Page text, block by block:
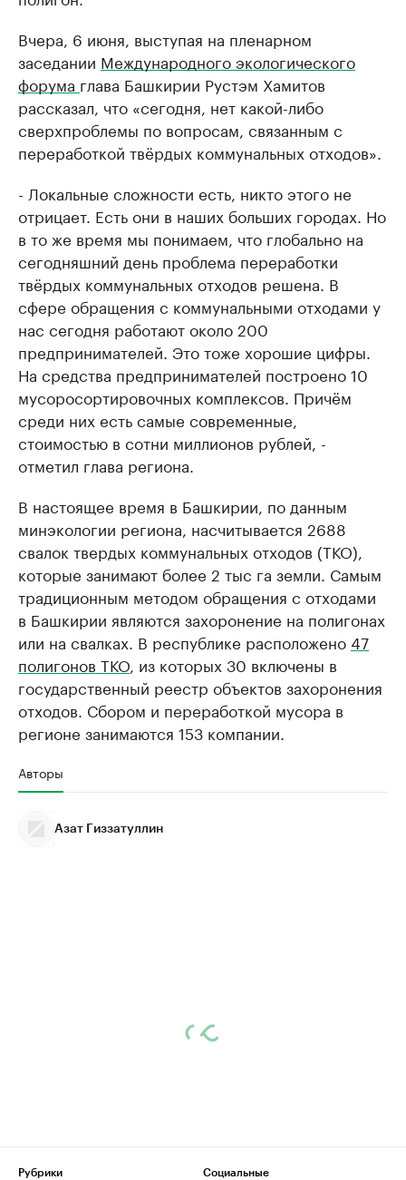
Вчера, 6 июня, выступая на пленарном
заседании Международного экологического
форума глава Башкирии Рустэм Хамитов
рассказал, что «сегодня, нет какой-либо
сверхпроблемы по вопросам, связанным с
переработкой твёрдых коммунальных отходов».
- Локальные сложности есть, никто этого не
отрицает. Есть они в наших больших городах. Но
в то же время мы понимаем, что глобально на
сегодняшний день проблема переработки
твёрдых коммунальных отходов решена. В
сфере обращения с коммунальными отходами у
нас сегодня работают около 200
предпринимателей. Это тоже хорошие цифры.
На средства предпринимателей построено 10
мусоросортировочных комплексов. Причём
среди них есть самые современные,
стоимостью в сотни миллионов рублей, -
отметил глава региона.
В настоящее время в Башкирии, по данным
минэкологии региона, насчитывается 2688
свалок твердых коммунальных отходов (ТКО),
которые занимают более 2 тыс га земли. Самым
традиционным методом обращения с отходами
в Башкирии являются захоронение на полигонах
или на свалках. В республике расположено47
полигонов ТКО, из которых 30 включены в
государственный реестр объектов захоронения
отходов. Сбором и переработкой мусора в
регионе занимаются 153 компании.
Авторы
Азат Гиззатуллин
Рубрики
Социальные